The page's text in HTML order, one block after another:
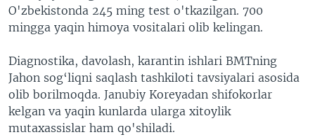
O'zbekistonda 245 ming test o'tkazilgan. 700
mingga yaqin himoya vositalari olib kelingan.
Diagnostika, davolash, karantin ishlari BMTning
Jahon sog‘liqni saqlash tashkiloti tavsiyalari asosida
olib borilmoqda. Janubiy Koreyadan shifokorlar
kelgan va yaqin kunlarda ularga xitoylik
mutaxassislar ham qo'shiladi.